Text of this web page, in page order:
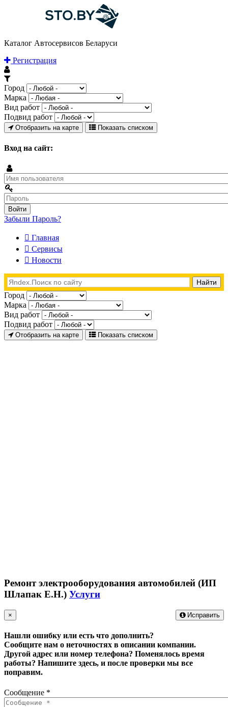
Каталог Автосервисов Беларуси
Регистрация
Город
Марка
Вид работ
Подвид работ
Отобразить на карте Показать списком
Вход на сайт:
Забыли Пароль?
Главная
Сервисы
Новости
Город
Марка
Вид работ
Подвид работ
Отобразить на карте Показать списком
Ремонт электрооборудования автомобилей (ИП
Шлапак Е.Н.) Услуги
Исправить
×
Нашли ошибку или есть что дополнить?
Сообщите нам о неточностях в описании компании.
Другой адрес или номер телефона? Поменялось время
работы? Напишите здесь, и после проверки мы все
поправим.
Сообщение *